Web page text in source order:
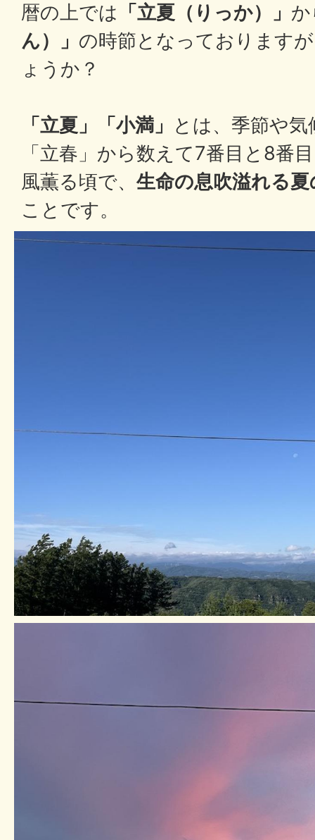
暦の上では 「立夏（りっか）」
ん）」 の時節となっております
ょうか？
「立夏」「小満」 とは、季節や
「立春」から数えて7番目と8番
風薫る頃で、 生命の息吹溢れる
ことです。